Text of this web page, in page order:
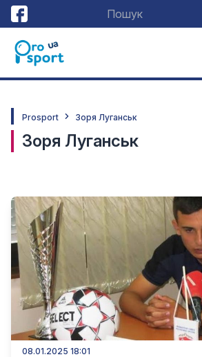
Prosport Зоря Луганськ
Зоря Луганськ
08.01.2025 18:01